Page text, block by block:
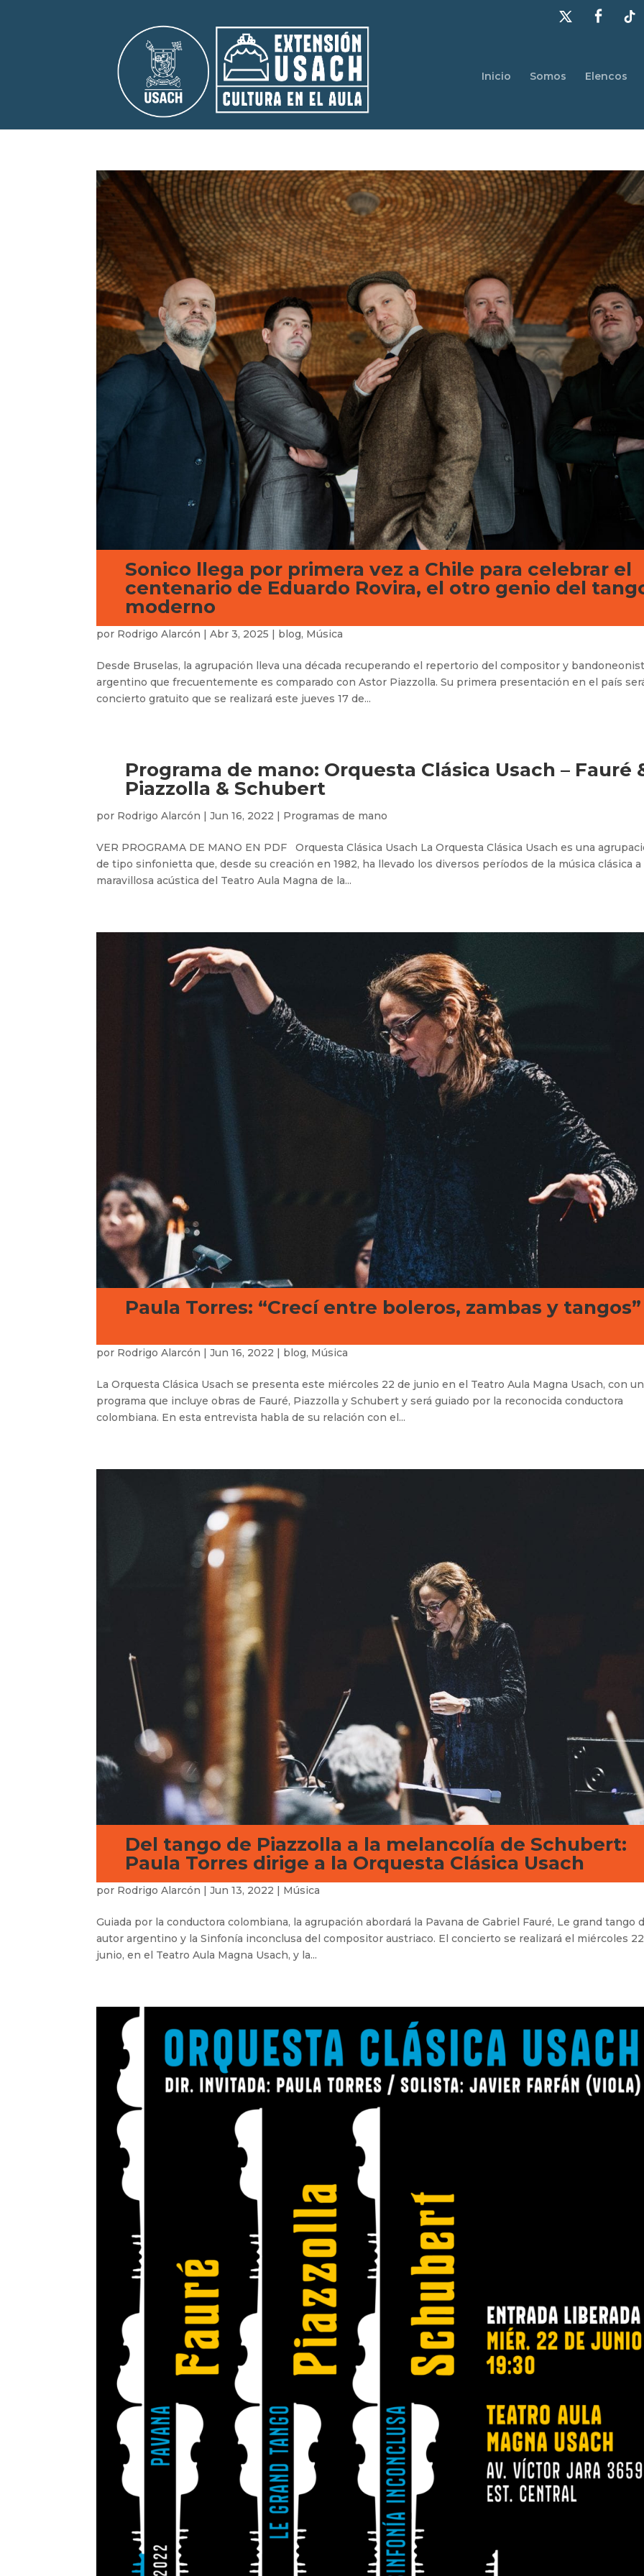
Inicio Somos Elencos
Sonico llega por primera vez a Chile para celebrar el
centenario de Eduardo Rovira, el otro genio del
moderno
por Rodrigo Alarcón |Abr 3, 2025 | blog, Música
Desde Bruselas, la agrupación lleva una década recuperando el repertorio del compositor y
argentino que frecuentemente es comparado con Astor Piazzolla. Su primera presentación en el país
concierto gratuito que se realizará este jueves 17 de...
Programa de mano: Orquesta Clásica Usach – Fauré
Piazzolla & Schubert
por Rodrigo Alarcón |Jun 16, 2022 | Programas de mano
VER PROGRAMA DE MANO EN PDF Orquesta Clásica Usach La Orquesta Clásica Usach es una
de tipo sinfonietta que, desde su creación en 1982, ha llevado los diversos períodos de la música clásica a
maravillosa acústica del Teatro Aula Magna de la...
Paula Torres: “Crecí entre boleros, zambas y tangos”
por Rodrigo Alarcón |Jun 16, 2022 | blog, Música
La Orquesta Clásica Usach se presenta este miércoles 22 de junio en el Teatro Aula Magna Usach, con un
programa que incluye obras de Fauré, Piazzolla y Schubert y será guiado por la reconocida conductora
colombiana. En esta entrevista habla de su relación con el...
Del tango de Piazzolla a la melancolía de Schubert:
Paula Torres dirige a la Orquesta Clásica Usach
por Rodrigo Alarcón |Jun 13, 2022 | Música
Guiada por la conductora colombiana, la agrupación abordará la Pavana de Gabriel Fauré, Le grand tango
autor argentino y la Sinfonía inconclusa del compositor austriaco. El concierto se realizará el miércoles
junio, en el Teatro Aula Magna Usach, y la...